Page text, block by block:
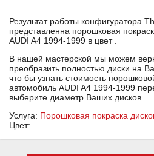
Результат работы конфигуратора
представленна порошковая
AUDI A4 1994-1999 в цвет .
В нашей мастерской мы можем
преобразить полностью диски на
что бы узнать стоимость
автомобиль AUDI A4 1994-1999
выберите диаметр Ваших дисков.
Услуга: Порошковая покраска
Цвет: